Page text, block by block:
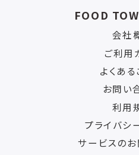
FOOD
会社
ご利用
よくあ
お問い
利用
プライバシ
サービスの